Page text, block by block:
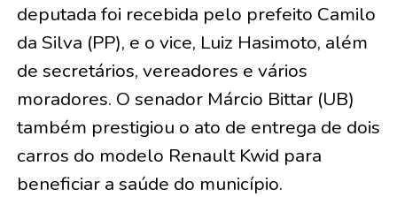
deputada foi recebida pelo prefeito Camilo
da Silva (PP), e o vice, Luiz Hasimoto, além
de secretários, vereadores e vários
moradores. O senador Márcio Bittar (UB)
também prestigiou o ato de entrega de dois
carros do modelo Renault Kwid para
beneficiar a saúde do município.